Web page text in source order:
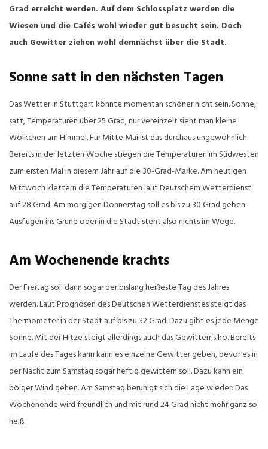
Grad erreicht werden. Auf dem Schlossplatz werden die
Wiesen und die Cafés wohl wieder gut besucht sein. Doch
auch Gewitter ziehen wohl demnächst über die Stadt.
Sonne satt in den nächsten Tagen
Das Wetter in Stuttgart könnte momentan schöner nicht sein. Sonne,
satt, Temperaturen über 25 Grad, nur vereinzelt sieht man kleine
Wölkchen am Himmel. Für Mitte Mai ist das durchaus ungewöhnlich.
Bereits in der letzten Woche stiegen die Temperaturen im Südwesten
zum ersten Mal in diesem Jahr auf die 30-Grad-Marke. Am heutigen
Mittwoch klettern die Temperaturen laut Deutschem Wetterdienst
auf 28 Grad. Am morgigen Donnerstag soll es bis zu 30 Grad geben.
Ausflügen ins Grüne oder in die Stadt steht also nichts im Wege.
Am Wochenende krachts
Der Freitag soll dann sogar der bislang heißeste Tag des Jahres
werden. Laut Prognosen des Deutschen Wetterdienstes steigt das
Thermometer in der Stadt auf bis zu 32 Grad. Dazu gibt es jede Menge
Sonne. Mit der Hitze steigt allerdings auch das Gewitterrisiko. Bereits
im Laufe des Tages kann kann es einzelne Gewitter geben, bevor es in
der Nacht zum Samstag sogar heftig gewittern soll. Dazu kann ein
böiger Wind gehen. Am Samstag beruhigt sich die Lage wieder: Das
Wochenende wird freundlich und mit rund 24 Grad nicht mehr ganz so
heiß.